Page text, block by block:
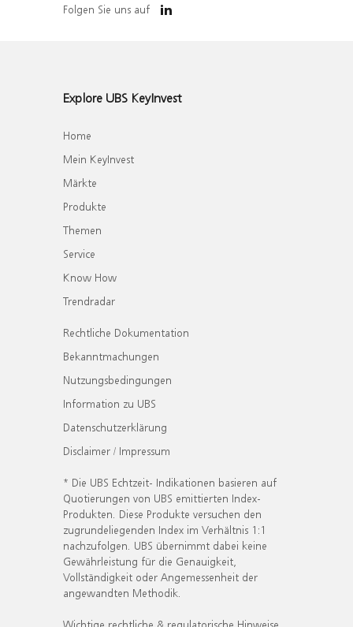
Folgen Sie uns auf
Explore UBS KeyInvest
Home
Mein KeyInvest
Märkte
Produkte
Themen
Service
Know How
Trendradar
Rechtliche Dokumentation
Bekanntmachungen
Nutzungsbedingungen
Information zu UBS
Datenschutzerklärung
Disclaimer / Impressum
* Die UBS Echtzeit- Indikationen basieren auf
Quotierungen von UBS emittierten Index-
Produkten. Diese Produkte versuchen den
zugrundeliegenden Index im Verhältnis 1:1
nachzufolgen. UBS übernimmt dabei keine
Gewährleistung für die Genauigkeit,
Vollständigkeit oder Angemessenheit der
angewandten Methodik.